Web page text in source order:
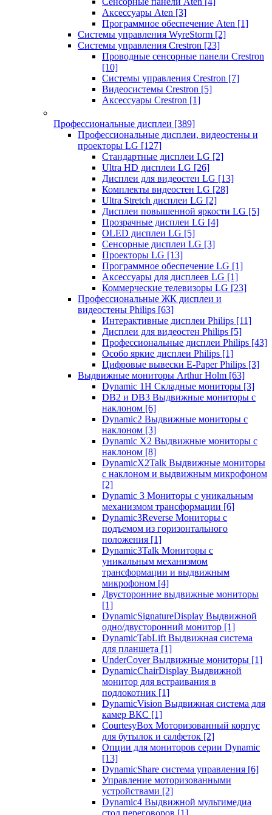
Аксессуары Aten [3]
Программное обеспечение Aten [1]
Системы управления WyreStorm [2]
Системы управления Crestron [23]
Проводные сенсорные панели Crestron
[10]
Системы управления Crestron [7]
Видеосистемы Crestron [5]
Аксессуары Crestron [1]
Профессиональные дисплеи [389]
Профессиональные дисплеи, видеостены и
проекторы LG [127]
Стандартные дисплеи LG [2]
Ultra HD дисплеи LG [26]
Дисплеи для видеостен LG [13]
Комплекты видеостен LG [28]
Ultra Stretch дисплеи LG [2]
Дисплеи повышенной яркости LG [5]
Прозрачные дисплеи LG [4]
OLED дисплеи LG [5]
Сенсорные дисплеи LG [3]
Проекторы LG [13]
Программное обеспечение LG [1]
Аксессуары для дисплеев LG [1]
Коммерческие телевизоры LG [23]
Профессиональные ЖК дисплеи и
видеостены Philips [63]
Интерактивные дисплеи Philips [11]
Дисплеи для видеостен Philips [5]
Профессиональные дисплеи Philips [43]
Особо яркие дисплеи Philips [1]
Цифровые вывески E-Paper Philips [3]
Выдвижные мониторы Arthur Holm [63]
Dynamic 1Н Складные мониторы [3]
DB2 и DB3 Выдвижные мониторы с
наклоном [6]
Dynamic2 Выдвижные мониторы с
наклоном [3]
Dynamic X2 Выдвижные мониторы с
наклоном [8]
DynamicX2Talk Выдвижные мониторы
с наклоном и выдвижным микрофоном
[2]
Dynamic 3 Мониторы с уникальным
механизмом трансформации [6]
Dynamic3Reverse Мониторы с
подъемом из горизонтального
положения [1]
Dynamic3Talk Мониторы с
уникальным механизмом
трансформации и выдвижным
микрофоном [4]
Двусторонние выдвижные мониторы
[1]
DynamicSignatureDisplay Выдвижной
одно/двусторонний монитор [1]
DynamicTabLift Выдвижная система
для планшета [1]
UnderCover Выдвижные мониторы [1]
DynamicChairDisplay Выдвижной
монитор для встраивания в
подлокотник [1]
DynamicVision Выдвижная система для
камер ВКС [1]
CourtesyBox Моторизованный корпус
для бутылок и салфеток [2]
Опции для мониторов серии Dynamic
[13]
DynamicShare система управления [6]
Управление моторизованными
устройствами [2]
Dynamic4 Выдвижной мультимедиа
стол переговоров [1]